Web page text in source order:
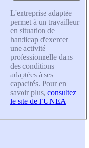
L'entreprise adaptée
permet à un travailleur
en situation de
handicap d'exercer
une activité
professionnelle dans
des conditions
adaptées à ses
capacités. Pour en
savoir plus, consultez
le site de l’UNEA.